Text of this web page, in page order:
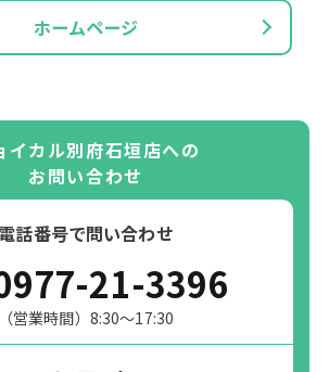
ホームページ
イカル別府石垣店への
お問い合わせ
電話番号で問い合わせ
21-3396
（営業時間）8:30～17:30